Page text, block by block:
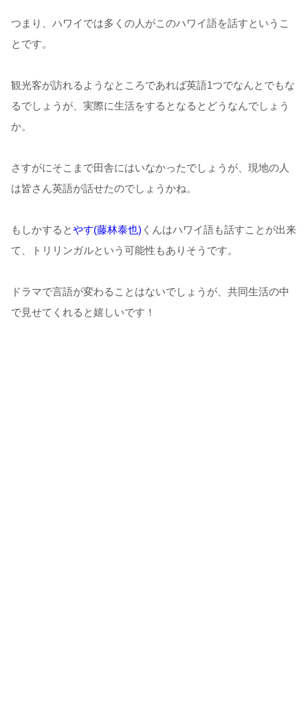
つまり、ハワイでは多くの人がこのハワイ語を話すというこ
とです。
観光客が訪れるようなところであれば英語1つでなんとでもな
るでしょうが、実際に生活をするとなるとどうなんでしょう
か。
さすがにそこまで田舎にはいなかったでしょうが、現地の人
は皆さん英語が話せたのでしょうかね。
もしかするとやす(藤林泰也) くんはハワイ語も話すことが出来
て、トリリンガルという可能性もありそうです。
ドラマで言語が変わることはないでしょうが、共同生活の中
で見せてくれると嬉しいです！